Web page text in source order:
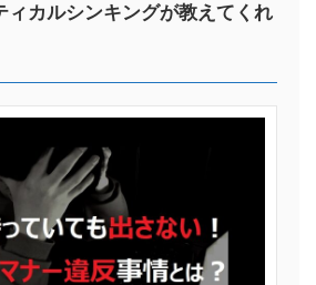
ィカルシンキングが教えてくれ